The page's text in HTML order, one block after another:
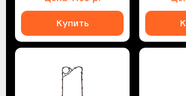
Купить